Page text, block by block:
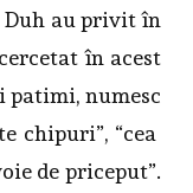
au privit în
în acest
patimi, numesc
chipuri”, “cea
de priceput”.